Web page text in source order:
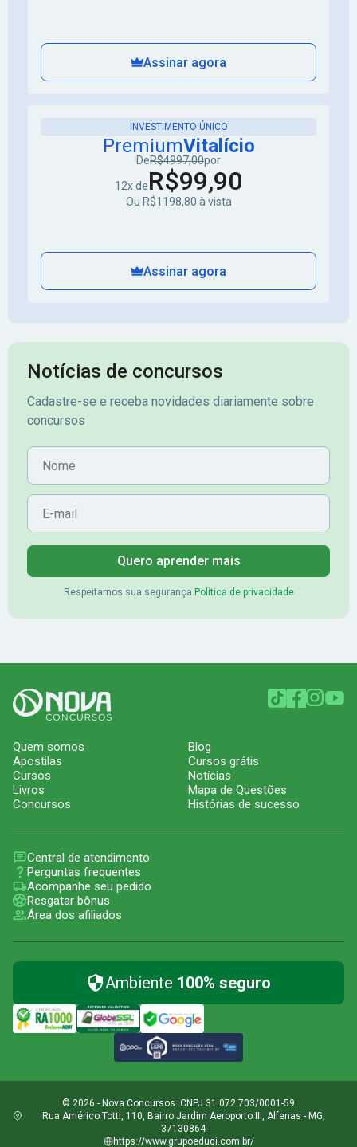
Assinar agora
INVESTIMENTO ÚNICO
PremiumVitalício
DeR$4997,00por
12x deR$99,90
Ou R$1198,80 à vista
Assinar agora
Notícias de concursos
Cadastre-se e receba novidades diariamente sobre
concursos
Nome
E-mail
Quero aprender mais
Respeitamos sua segurança. Política de privacidade
Quem somos
Apostilas
Cursos
Livros
Concursos
Blog
Cursos grátis
Notícias
Mapa de Questões
Histórias de sucesso
Central de atendimento
Perguntas frequentes
Acompanhe seu pedido
Resgatar bônus
Área dos afiliados
Ambiente 100% seguro
© 2026 - Nova Concursos. CNPJ 31.072.703/0001-59
Rua Américo Totti, 110, Bairro Jardim Aeroporto III, Alfenas - MG,
37130864
https://www.grupoeduqi.com.br/